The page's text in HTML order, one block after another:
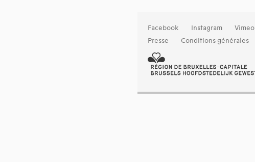
Facebook Instagram Vimeo
Presse
Conditions générales